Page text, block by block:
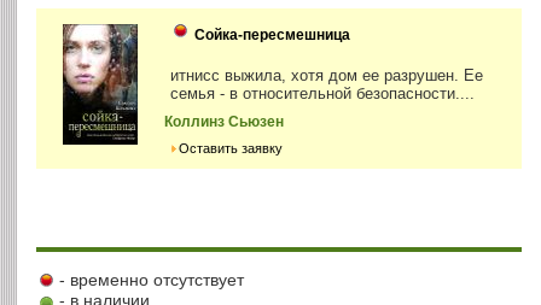
Сойка-пересмешница
итнисс выжила, хотя дом ее разрушен. Ее
семья - в относительной безопасности....
Коллинз Сьюзен
Оставить заявку
- временно отсутствует
- в наличии